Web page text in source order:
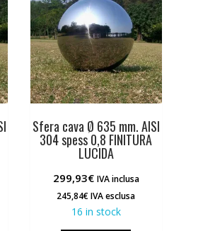
Sfera cava Ø 635 mm. AISI
304 spess 0,8 FINITURA
LUCIDA
299,93€ IVA inclusa
245,84€IVA esclusa
16 in stock